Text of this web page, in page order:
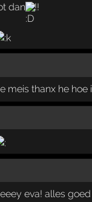
dan !!
meis thanx he hoe
eva! alles